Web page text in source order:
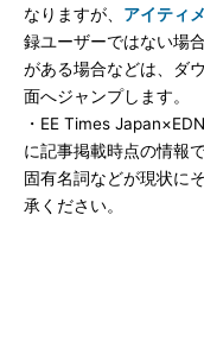
なりますが、 アイティ
録ユーザーではない場
がある場合などは、ダ
面へジャンプします。
・EE Times
に記事掲載時点の情報
固有名詞などが現状に
承ください。